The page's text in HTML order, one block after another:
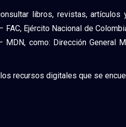
libros, revistas,
FAC, Ejército Nacional de
como: Dirección General
recursos digitales que se